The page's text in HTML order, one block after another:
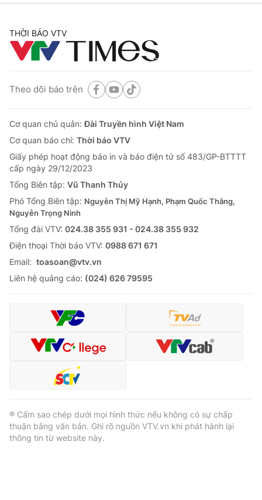
THỜI BÁO VTV
Theo dõi báo trên
Cơ quan chủ quản:Đài Truyền hình Việt Nam
Cơ quan báo chí: Thời báo VTV
Giấy phép hoạt động báo in và báo điện tử số 483/GP-BTTTT
cấp ngày 29/12/2023
Tổng Biên tập: Vũ Thanh Thủy
Phó Tổng Biên tập: Nguyễn Thị Mỹ Hạnh, Phạm Quốc Thắng,
Nguyễn Trọng Ninh
Tổng đài VTV: 024.38 355 931 - 024.38 355 932
Ðiện thoại Thời báo VTV: 0988 671 671
Email: toasoan@vtv.vn
Liên hệ quảng cáo: (024) 626 79595
® Cấm sao chép dưới mọi hình thức nếu không có sự chấp
thuận bằng văn bản. Ghi rõ nguồn VTV.vn khi phát hành lại
thông tin từ website này.